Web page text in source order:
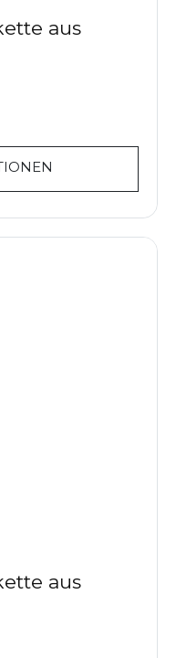
aus
aus